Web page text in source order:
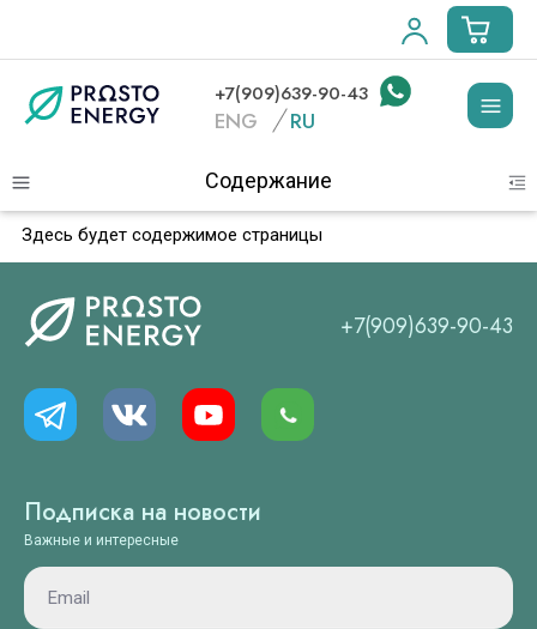
+7(909)639-90-43
ENG RU
Toggle site navigation sidebar
Содержание
child pages in navigation
child pages in navigation
child pages in navigation
child pages in navigation
child pages in navigation
child pages in navigation
child pages in navigation
Здесь будет содержимое страницы
+7(909)639-90-43
Подписка на новости
Важные и интересные